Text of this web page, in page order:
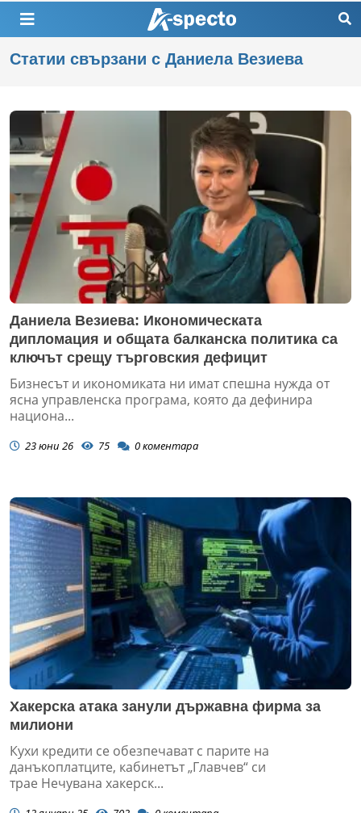
Статии свързани с Даниела Везиева
Даниела Везиева: Икономическата
дипломация и общата балканска политика са
ключът срещу търговския дефицит
Бизнесът и икономиката ни имат спешна нужда от
ясна управленска програма, която да дефинира
национа...
23 юни 26 75 0коментара
Хакерска атака занули държавна фирма за
милиони
Кухи кредити се обезпечават с парите на
данъкоплатците, кабинетът „Главчев“ си
трае Нечувана хакерск...